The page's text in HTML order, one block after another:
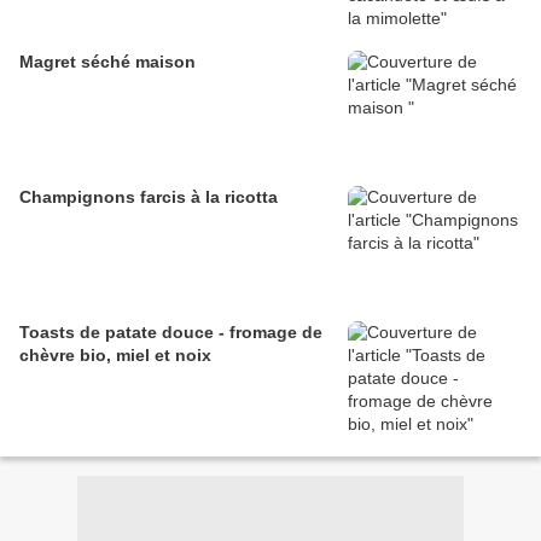
Magret séché maison
Champignons farcis à la ricotta
Toasts de patate douce - fromage de
chèvre bio, miel et noix